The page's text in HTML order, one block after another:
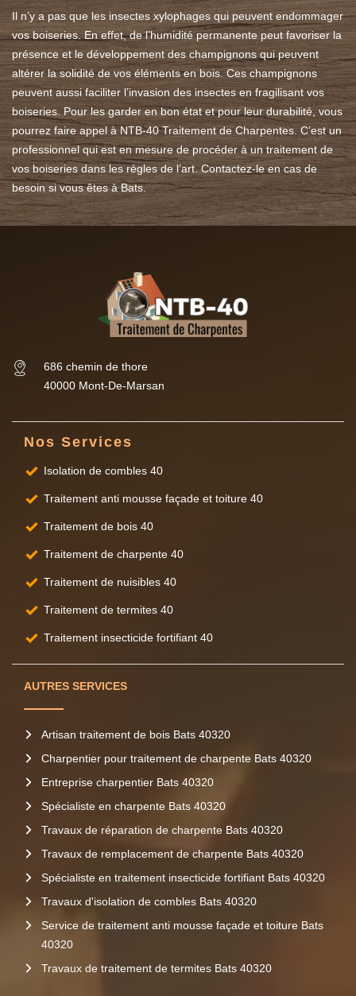
Il n’y a pas que les insectes xylophages qui peuvent endommager
vos boiseries. En effet, de l’humidité permanente peut favoriser la
présence et le développement des champignons qui peuvent
altérer la solidité de vos éléments en bois. Ces champignons
peuvent aussi faciliter l’invasion des insectes en fragilisant vos
boiseries. Pour les garder en bon état et pour leur durabilité, vous
pourrez faire appel à NTB-40 Traitement de Charpentes. C’est un
professionnel qui est en mesure de procéder à un traitement de
vos boiseries dans les règles de l’art. Contactez-le en cas de
besoin si vous êtes à Bats.
686 chemin de thore
40000 Mont-De-Marsan
Nos Services
Isolation de combles 40
Traitement anti mousse façade et toiture 40
Traitement de bois 40
Traitement de charpente 40
Traitement de nuisibles 40
Traitement de termites 40
Traitement insecticide fortifiant 40
AUTRES SERVICES
Artisan traitement de bois Bats 40320
Charpentier pour traitement de charpente Bats 40320
Entreprise charpentier Bats 40320
Spécialiste en charpente Bats 40320
Travaux de réparation de charpente Bats 40320
Travaux de remplacement de charpente Bats 40320
Spécialiste en traitement insecticide fortifiant Bats 40320
Travaux d'isolation de combles Bats 40320
Service de traitement anti mousse façade et toiture Bats
40320
Travaux de traitement de termites Bats 40320